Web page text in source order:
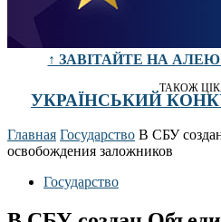
↑ ЗАВІТАЙТЕ НА АЛЕЮ
ТАКОЖ
УКРАЇНСЬКИЙ
Главная Государство В СБУ
освобождения заложников
Государство